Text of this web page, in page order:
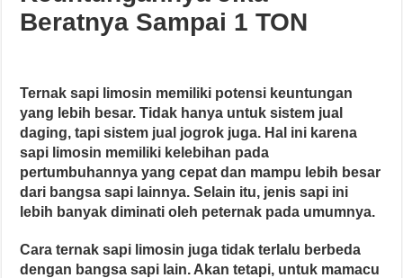
Beratnya Sampai 1 TON
Ternak sapi limosin memiliki potensi keuntungan
yang lebih besar. Tidak hanya untuk sistem jual
daging, tapi sistem jual jogrok juga. Hal ini karena
sapi limosin memiliki kelebihan pada
pertumbuhannya yang cepat dan mampu lebih besar
dari bangsa sapi lainnya. Selain itu, jenis sapi ini
lebih banyak diminati oleh peternak pada umumnya.
Cara ternak sapi limosin juga tidak terlalu berbeda
dengan bangsa sapi lain. Akan tetapi, untuk mamacu